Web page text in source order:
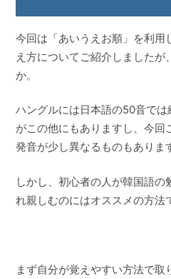
今回は「あいうえお順」を利用
え方についてご紹介しましたが
か。
ハングルには日本語の50音で
がこの他にもありますし、今回
発音が少し異なるものもありま
しかし、初心者の人が韓国語
れ親しむのにはオススメの方法
まず自分が覚えやすい方法で